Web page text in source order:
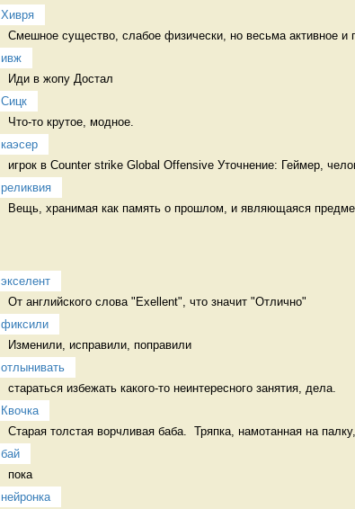
Хивря
Смешное существо, слабое физически, но весьма активное и
ивж
Иди в жопу Достал
Сицк
Что-то крутое, модное.
каэсер
игрок в Counter strike Global Offensive Уточнение: Геймер,
реликвия
Вещь, хранимая как память о прошлом, и являющаяся
экселент
От английского слова "Exellent", что значит "Отлично"
фиксили
Изменили, исправили, поправили
отлынивать
стараться избежать какого-то неинтересного занятия, дела.
Квочка
Старая толстая ворчливая баба.  Тряпка, намотанная на
бай
пока
нейронка